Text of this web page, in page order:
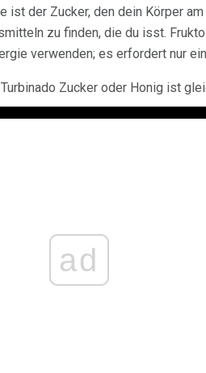
ist der Zucker, den dein Körper
zu finden, die du isst.
verwenden; es erfordert nur
Zucker oder Honig ist
ad